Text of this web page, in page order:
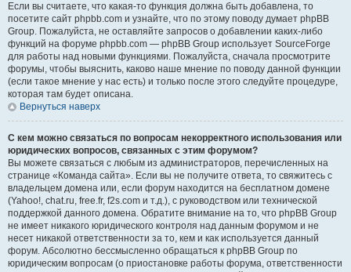
Если вы считаете, что какая-то функция должна быть добавлена, то
посетите сайт phpbb.com и узнайте, что по этому поводу думает phpBB
Group. Пожалуйста, не оставляйте запросов о добавлении каких-либо
функций на форуме phpbb.com — phpBB Group использует SourceForge
для работы над новыми функциями. Пожалуйста, сначала просмотрите
форумы, чтобы выяснить, каково наше мнение по поводу данной функции
(если такое мнение у нас есть) и только после этого следуйте процедуре,
которая там будет описана.
Вернуться наверх
С кем можно связаться по вопросам некорректного использования или
юридических вопросов, связанных с этим форумом?
Вы можете связаться с любым из администраторов, перечисленных на
странице «Команда сайта». Если вы не получите ответа, то свяжитесь с
владельцем домена или, если форум находится на бесплатном домене
(Yahoo!, chat.ru, free.fr, f2s.com и т.д.), с руководством или технической
поддержкой данного домена. Обратите внимание на то, что phpBB Group
не имеет никакого юридического контроля над данным форумом и не
несет никакой ответственности за то, кем и как используется данный
форум. Абсолютно бессмысленно обращаться к phpBB Group по
юридическим вопросам (о приостановке работы форума, ответственности